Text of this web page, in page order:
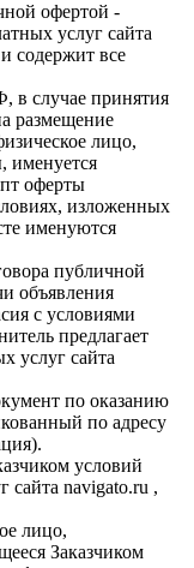
офертой -
услуг сайта
содержит все
в случае принятия
размещение
лицо,
именуется
оферты
изложенных
именуются
публичной
объявления
с условиями
предлагает
услуг сайта
по оказанию
по адресу
условий
сайта navigato.ru ,
лицо,
Заказчиком